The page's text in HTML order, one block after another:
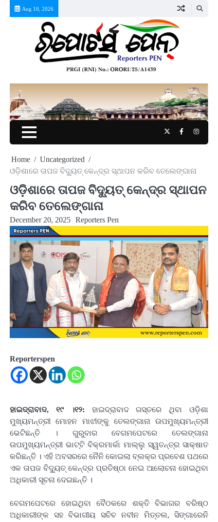
Aug 10, 2026
TwitterFacebook
Home
Uncategorized
ଓଡ଼ିଶାରେ ତାପଜ ବିଦ୍ୟୁତ୍ କେନ୍ଦ୍ର ସ୍ଥାପନ କରିବ ତେଲେଙ୍ଗାନା
ଓଡ଼ିଶାରେ ତାପଜ ବିଦ୍ୟୁତ୍ କେନ୍ଦ୍ର ସ୍ଥାପନ
କରିବ ତେଲେଙ୍ଗାନା
December 20, 2025 Reporters Pen
Reporterspen
ହାଇଦ୍ରାବାଦ, ୧୯ ।୧୨: ହାଇଦ୍ରାବାଦ ଗସ୍ତରେ ଥିବା ଓଡ଼ିଶା
ମୁଖ୍ୟମନ୍ତ୍ରୀ ମୋହନ ମାଝୀଙ୍କୁ ତେଲଙ୍ଗାନା ଉପମୁଖ୍ୟମନ୍ତ୍ରୀ
ଭେଟିଛନ୍ତି । ଗୁରୁବାର ବେଗମପେଟରେ ତେଲଙ୍ଗାନା
ଉପମୁଖ୍ୟମନ୍ତ୍ରୀ ଭାଟ୍ଟି ବିକ୍ରମାର୍କା ମାଲ୍ଲୁ ସ୍ୱତନ୍ତ୍ର ସାକ୍ଷାତ
କରିଛନ୍ତି । ଏହି ଅବସରରେ ନୈନି କୋଇଲା ବ୍ଲକ୍‌ର ପ୍ରବେଶ ପଥରେ
ଏକ ତାପଜ ବିଦ୍ୟୁତ୍ କେନ୍ଦ୍ର ପ୍ରତିଷ୍ଠା ନେଇ ଆଲୋଚନା ହୋଇଥିବା
ଅଧିକାରୀ ସୂଚନା ଦେଇଛନ୍ତି ।
ବେଗମପେଟରେ ହୋଇଥିବା ବୈଠକରେ ଶକ୍ତି ବିଭାଗର ବରିଷ୍ଠ
ଅଧିକାରୀଙ୍କ ସହ ବିଭାଗୀୟ ସଚିବ ନବୀନ ମିତ୍ତଲ, ସିଙ୍ଗାରେନି